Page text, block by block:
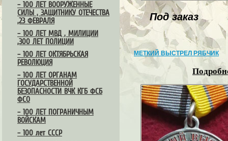
– 100 ЛЕТ ВООРУЖЕННЫЕ
СИЛЫ , ЗАЩИТНИКУ ОТЕЧЕСТВА
,23 ФЕВРАЛЯ
– 100 ЛЕТ МВД , МИЛИЦИИ
,300 ЛЕТ ПОЛИЦИИ
– 100 ЛЕТ ОКТЯБРЬСКАЯ
РЕВОЛЮЦИЯ
– 100 ЛЕТ ОРГАНАМ
ГОСУДАРСТВЕННОЙ
БЕЗОПАСНОСТИ ВЧК КГБ ФСБ
ФСО
– 100 ЛЕТ ПОГРАНИЧНЫМ
ВОЙСКАМ
– 100 лет СССР
Под заказ
МЕТКИЙ ВЫСТРЕЛ РЯБЧИК